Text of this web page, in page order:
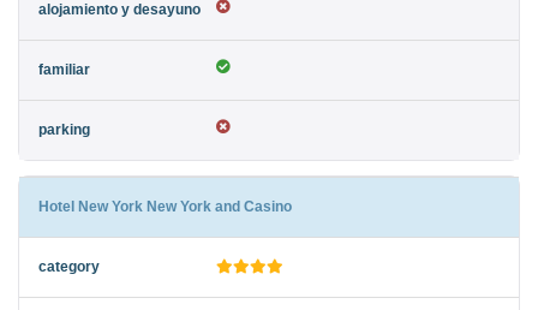
Hotel New York New York and Casino